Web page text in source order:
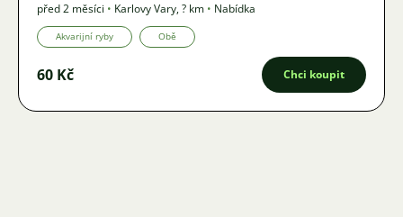
před 2 měsíci • Karlovy Vary,? km • Nabídka
Akvarijní ryby Obě
60 Kč Chci koupit